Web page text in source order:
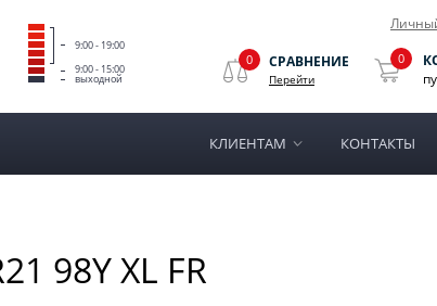
9:00 - 19:00
9:00 - 15:00
выходной
0 СРАВНЕНИЕ
Перейти
0
КЛИЕНТАМ КОНТАКТЫ
98Y XL FR